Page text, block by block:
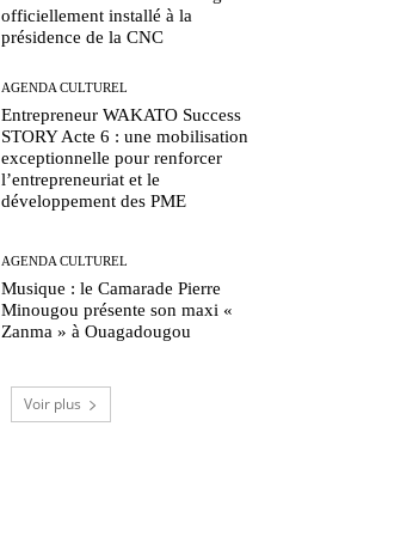
officiellement installé à la
présidence de la CNC
AGENDA CULTUREL
Entrepreneur WAKATO Success
STORY Acte 6 : une mobilisation
exceptionnelle pour renforcer
l’entrepreneuriat et le
développement des PME
AGENDA CULTUREL
Musique : le Camarade Pierre
Minougou présente son maxi «
Zanma » à Ouagadougou
Voir plus